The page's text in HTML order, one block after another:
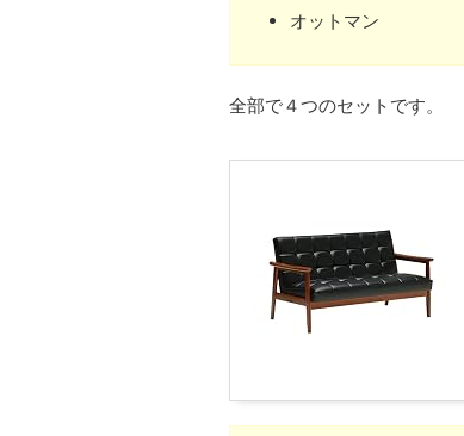
オットマン
全部で４つのセットです。